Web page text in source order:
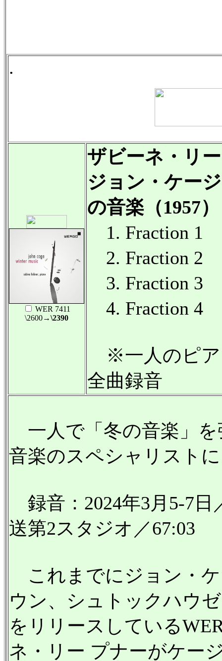
.
WER 7411
\2600→\2390
ザビーネ・リ
ジョン・ケー
の音楽（1957）
1. Fraction 1
2. Fraction 2
3. Fraction 3
4. Fraction 4
※一人のピア
全曲録音
一人で「冬の音楽」を
音楽のスペシャリスト
録音：2024年3月5-7
送第2スタジオ／67:03
これまでにジョン・
ウン、シュトックハウ
をリリースしている
ネ・リー プナーがケー